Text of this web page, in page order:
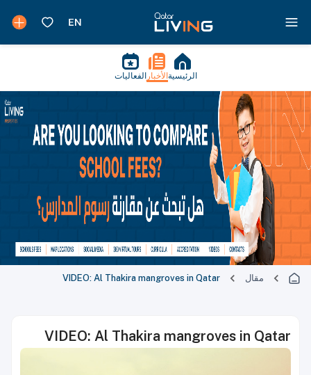
الرئيسية الأخبار الفعاليات
مقال VIDEO: Al Thakira mangroves in Qatar
VIDEO: Al Thakira mangroves in Qatar